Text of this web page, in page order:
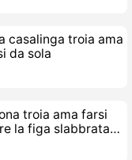
casalinga troia ama
da sola
troia ama farsi
la figa slabbrata
forchetta